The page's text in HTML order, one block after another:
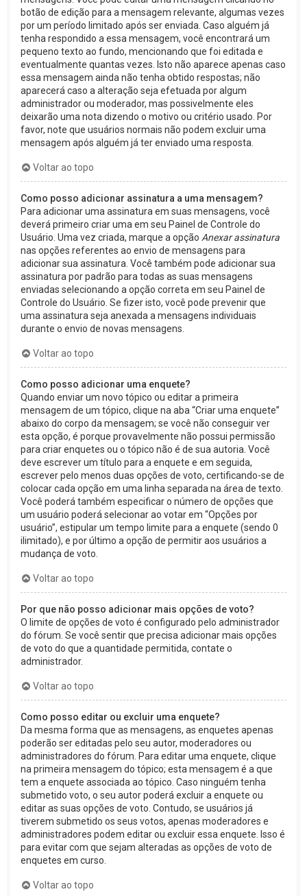
botão de edição para a mensagem relevante, algumas vezes
por um período limitado após ser enviada. Caso alguém já
tenha respondido a essa mensagem, você encontrará um
pequeno texto ao fundo, mencionando que foi editada e
eventualmente quantas vezes. Isto não aparece apenas caso
essa mensagem ainda não tenha obtido respostas; não
aparecerá caso a alteração seja efetuada por algum
administrador ou moderador, mas possivelmente eles
deixarão uma nota dizendo o motivo ou critério usado. Por
favor, note que usuários normais não podem excluir uma
mensagem após alguém já ter enviado uma resposta.
Voltar ao topo
Como posso adicionar assinatura a uma mensagem?
Para adicionar uma assinatura em suas mensagens, você
deverá primeiro criar uma em seu Painel de Controle do
Usuário. Uma vez criada, marque a opção Anexar assinatura
nas opções referentes ao envio de mensagens para
adicionar sua assinatura. Você também pode adicionar sua
assinatura por padrão para todas as suas mensagens
enviadas selecionando a opção correta em seu Painel de
Controle do Usuário. Se fizer isto, você pode prevenir que
uma assinatura seja anexada a mensagens individuais
durante o envio de novas mensagens.
Voltar ao topo
Como posso adicionar uma enquete?
Quando enviar um novo tópico ou editar a primeira
mensagem de um tópico, clique na aba “Criar uma enquete”
abaixo do corpo da mensagem; se você não conseguir ver
esta opção, é porque provavelmente não possui permissão
para criar enquetes ou o tópico não é de sua autoria. Você
deve escrever um título para a enquete e em seguida,
escrever pelo menos duas opções de voto, certificando-se de
colocar cada opção em uma linha separada na área de texto.
Você poderá também especificar o número de opções que
um usuário poderá selecionar ao votar em “Opções por
usuário”, estipular um tempo limite para a enquete (sendo 0
ilimitado), e por último a opção de permitir aos usuários a
mudança de voto.
Voltar ao topo
Por que não posso adicionar mais opções de voto?
O limite de opções de voto é configurado pelo administrador
do fórum. Se você sentir que precisa adicionar mais opções
de voto do que a quantidade permitida, contate o
administrador.
Voltar ao topo
Como posso editar ou excluir uma enquete?
Da mesma forma que as mensagens, as enquetes apenas
poderão ser editadas pelo seu autor, moderadores ou
administradores do fórum. Para editar uma enquete, clique
na primeira mensagem do tópico; esta mensagem é a que
tem a enquete associada ao tópico. Caso ninguém tenha
submetido voto, o seu autor poderá excluir a enquete ou
editar as suas opções de voto. Contudo, se usuários já
tiverem submetido os seus votos, apenas moderadores e
administradores podem editar ou excluir essa enquete. Isso é
para evitar com que sejam alteradas as opções de voto de
enquetes em curso.
Voltar ao topo